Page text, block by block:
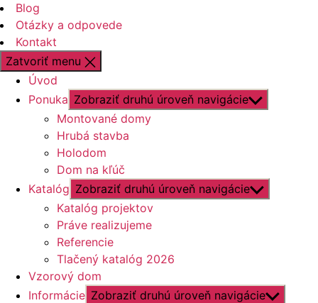
Blog
Otázky a odpovede
Kontakt
Zatvoriť menu
Úvod
Ponuka Zobraziť druhú úroveň navigácie
Montované domy
Hrubá stavba
Holodom
Dom na kľúč
Katalóg Zobraziť druhú úroveň navigácie
Katalóg projektov
Práve realizujeme
Referencie
Tlačený katalóg 2026
Vzorový dom
Informácie Zobraziť druhú úroveň navigácie